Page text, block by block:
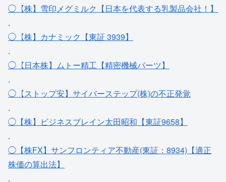
◯【株】雪印メグミルク【日本を代表する乳製品会社！】
.
◯【株】カナミック【東証 3939】
.
◯【日本株】ムトー精工【精密機械パーツ】
.
◯【ストップ安】サイバーステップ(株)の不正発覚
.
◯【株】ビジネスブレイン太田昭和【東証9658】
.
◯【株FX】サンフロンティア不動産(東証：8934)【適正
株価の算出法】
.